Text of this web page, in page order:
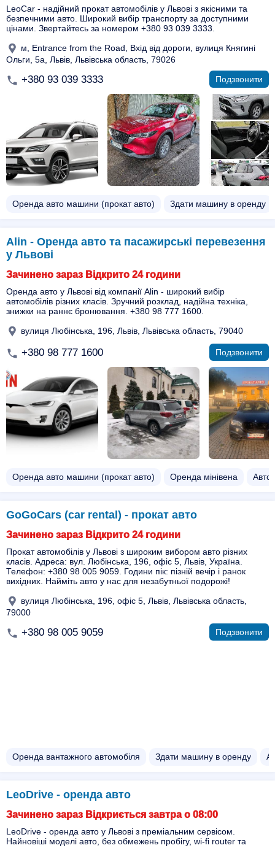
LeoCar - надійний прокат автомобілів у Львові з якісними та
безпечними авто. Широкий вибір транспорту за доступними
цінами. Звертайтесь за номером +380 93 039 3333.
м, Entrance from the Road, Вхід від дороги, вулиця Княгині
Ольги, 5а, Львів, Львівська область, 79026
+380 93 039 3333 Подзвонити
Оренда авто машини (прокат авто) Здати машину в оренду
Alin - Оренда авто та пасажирські перевезення
у Львові
Зачинено зараз Відкрито 24 години
Оренда авто у Львові від компанії Alin - широкий вибір
автомобілів різних класів. Зручний розклад, надійна техніка,
знижки на раннє бронювання. +380 98 777 1600.
вулиця Любінська, 196, Львів, Львівська область, 79040
+380 98 777 1600 Подзвонити
Оренда авто машини (прокат авто) Оренда мінівена Авто
GoGoCars (car rental) - прокат авто
Зачинено зараз Відкрито 24 години
Прокат автомобілів у Львові з широким вибором авто різних
класів. Адреса: вул. Любінська, 196, офіс 5, Львів, Україна.
Телефон: +380 98 005 9059. Години пік: пізній вечір і ранок
вихідних. Найміть авто у нас для незабутньої подорожі!
вулиця Любінська, 196, офіс 5, Львів, Львівська область,
79000
+380 98 005 9059 Подзвонити
Оренда вантажного автомобіля Здати машину в оренду
LeoDrive - оренда авто
Зачинено зараз Відкриється завтра о 08:00
LeoDrive - оренда авто у Львові з преміальним сервісом.
Найновіші моделі авто, без обмежень пробігу, wi-fi router та